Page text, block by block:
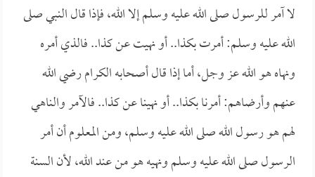
لا آمر للرسول صلى الله عليه وسلم إلا الله، فإذا قال النبي صلى
الله عليه وسلم: أمرت بكذا.. أو نهيت عن كذا.. فالذي أمره
ونهاه هو الله عز وجل، أما إذا قال أصحابه الكرام رضي الله
عنهم وأرضاهم: أمرنا بكذا.. أو نهينا عن كذا.. فالآمر والناهي
لهم هو رسول الله صلى الله عليه وسلم، ومن المعلوم أن أمر
الرسول صلى الله عليه وسلم ونهيه هو من عند الله، لأن السنة